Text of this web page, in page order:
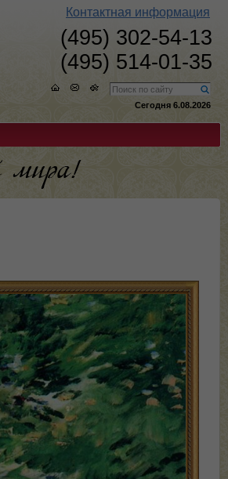
Контактная информация
(495) 302-54-13
(495) 514-01-35
Сегодня 6.08.2026